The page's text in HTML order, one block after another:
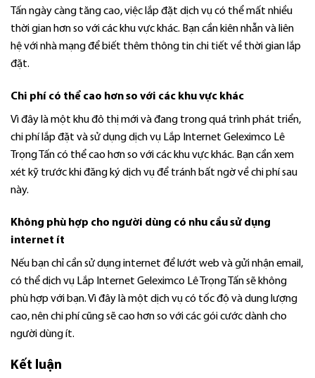
Tấn ngày càng tăng cao, việc lắp đặt dịch vụ có thể mất nhiều
thời gian hơn so với các khu vực khác. Bạn cần kiên nhẫn và liên
hệ với nhà mạng để biết thêm thông tin chi tiết về thời gian lắp
đặt.
Chi phí có thể cao hơn so với các khu vực khác
Vì đây là một khu đô thị mới và đang trong quá trình phát triển,
chi phí lắp đặt và sử dụng dịch vụ Lắp Internet Geleximco Lê
Trọng Tấn có thể cao hơn so với các khu vực khác. Bạn cần xem
xét kỹ trước khi đăng ký dịch vụ để tránh bất ngờ về chi phí sau
này.
Không phù hợp cho người dùng có nhu cầu sử dụng
internet ít
Nếu bạn chỉ cần sử dụng internet để lướt web và gửi nhận email,
có thể dịch vụ Lắp Internet Geleximco Lê Trọng Tấn sẽ không
phù hợp với bạn. Vì đây là một dịch vụ có tốc độ và dung lượng
cao, nên chi phí cũng sẽ cao hơn so với các gói cước dành cho
người dùng ít.
Kết luận